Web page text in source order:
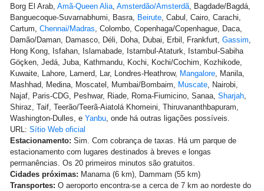
Borg El Arab, Amã-Queen Alia Amsterdão/Amsterdã , Bagdade/Bagdá,
Banguecoque-Suvarnabhumi, Basra, Beirute , Cabul, Cairo, Carachi,
Cartum, Chennai/Madras , Colombo, Copenhaga/Copenhague, Daca,
Damão/Daman, Damasco, Déli, Doha, Dubai, Erbil, Frankfurt, Gassim
Hong Kong, Isfahan, Islamabade, Istambul-Ataturk, Istambul-Sabiha
Göçken, Jedá, Juba, Kathmandu, Kochi, Kochi/Cochim, Kozhikode,
Kuwaite, Lahore, Lamerd, Lar, Londres-Heathrow, Mangalore , Manila,
Mashhad, Medina, Moscatel, Mumbai/Bombaim, Muscate , Nairobi,
Najaf, Paris-CDG, Peshwar, Riade, Roma-Fiumicino, Sanaa, Sharjah
Shiraz, Taif, Teerão/Teerã-Aiatolá Khomeini, Thiruvananthbapuram,
Washington-Dulles, e Yanbu , onde há outras ligações possíveis.
URL: Sítio Web oficial
Estacionamento: Sim. Com cobrança de taxas. Há um parque de
estacionamento com lugares destinados à breves e longas
permanências. Os 20 primeiros minutos são gratuitos.
Cidades próximas: Manama (6 km), Dammam (55 km)
Transportes: O aeroporto encontra-se a cerca de 7 km ao nordeste do